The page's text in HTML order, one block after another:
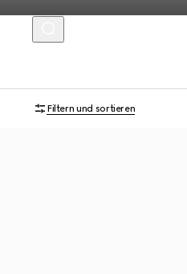
Filtern und sortieren